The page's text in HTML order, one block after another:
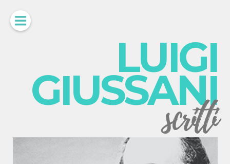
LUIGI
GIUSSANI
scritti